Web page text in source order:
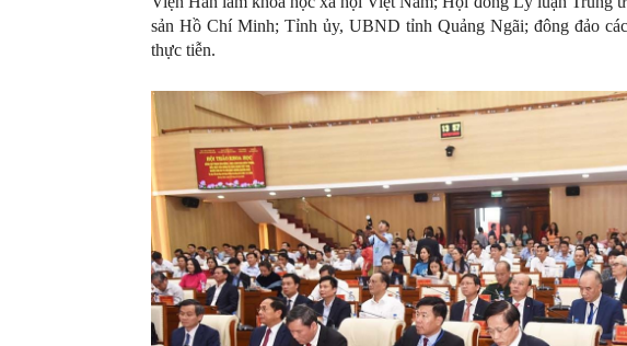
sản Hồ Chí Minh; Tỉnh ủy, UBND tỉnh Quảng Ngãi; đông đảo
thực tiễn.